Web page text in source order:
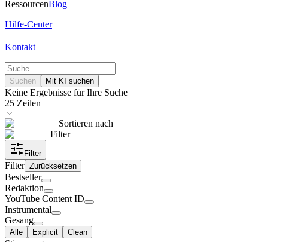
RessourcenBlog
Hilfe-Center
Kontakt
Suchen Mit KI suchen
Keine Ergebnisse für Ihre Suche
25 Zeilen
Sortieren nach
Filter
Filter
Filter Zurücksetzen
Bestseller
Redaktion
YouTube Content ID
Instrumental
Gesang
Alle Explicit Clean